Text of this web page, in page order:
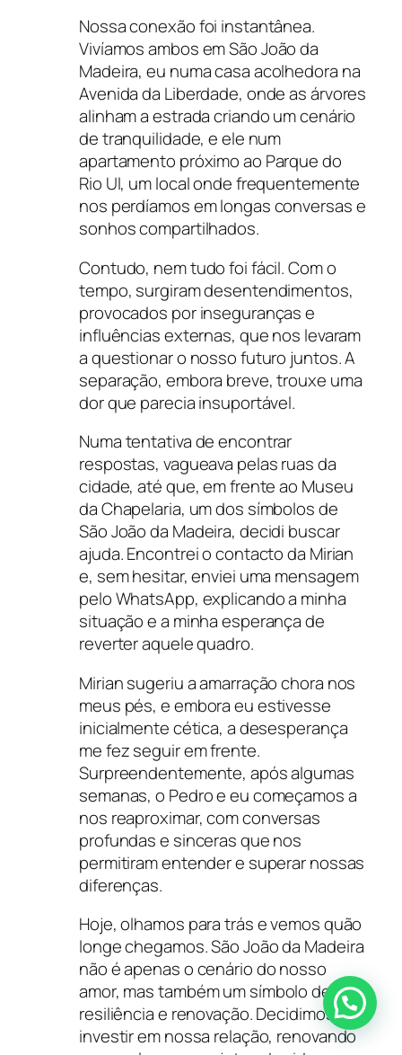
Nossa conexão foi instantânea.
Vivíamos ambos em São João da
Madeira, eu numa casa acolhedora na
Avenida da Liberdade, onde as árvores
alinham a estrada criando um cenário
de tranquilidade, e ele num
apartamento próximo ao Parque do
Rio Ul, um local onde frequentemente
nos perdíamos em longas conversas e
sonhos compartilhados.
Contudo, nem tudo foi fácil. Com o
tempo, surgiram desentendimentos,
provocados por inseguranças e
influências externas, que nos levaram
a questionar o nosso futuro juntos. A
separação, embora breve, trouxe uma
dor que parecia insuportável.
Numa tentativa de encontrar
respostas, vagueava pelas ruas da
cidade, até que, em frente ao Museu
da Chapelaria, um dos símbolos de
São João da Madeira, decidi buscar
ajuda. Encontrei o contacto da Mirian
e, sem hesitar, enviei uma mensagem
pelo WhatsApp, explicando a minha
situação e a minha esperança de
reverter aquele quadro.
Mirian sugeriu a amarração chora nos
meus pés, e embora eu estivesse
inicialmente cética, a desesperança
me fez seguir em frente.
Surpreendentemente, após algumas
semanas, o Pedro e eu começamos a
nos reaproximar, com conversas
profundas e sinceras que nos
permitiram entender e superar nossas
diferenças.
Hoje, olhamos para trás e vemos quão
longe chegamos. São João da Madeira
não é apenas o cenário do nosso
amor, mas também um símbolo de
resiliência e renovação. Decidimos
investir em nossa relação, renovando